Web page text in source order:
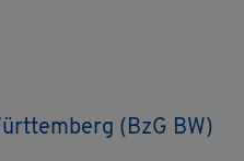
(BzG BW)